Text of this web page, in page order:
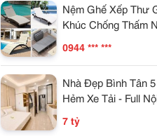
Nệm Ghế Xếp Thư
Khúc Chống Thấm
Trời Bãi Biển Sân
0944 *** ***
Nhà Đẹp Bình Tân
Hẻm Xe Tải - Full
7 tỷ